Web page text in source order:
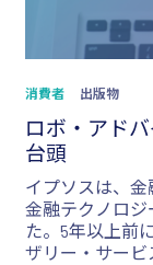
消費者 出版物
ロボ・アド
台頭
イプソスは、
金融テクノロ
た。5年以上前
ザリー・サービ